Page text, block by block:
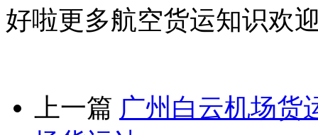
好啦更多航空货运知识欢
上一篇 广州白云机场货